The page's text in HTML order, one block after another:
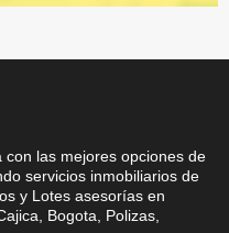
con las mejores opciones de
servicios inmobiliarios de
y Lotes asesorías en
Bogota, Polizas,